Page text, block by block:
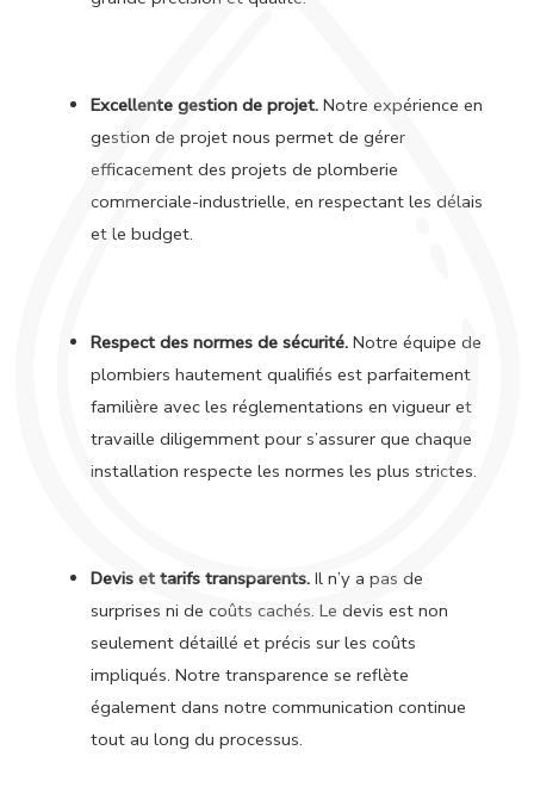
Excellente gestion de projet. Notre expérience en
gestion de projet nous permet de gérer
efficacement des projets de plomberie
commerciale-industrielle, en respectant les délais
et le budget.
Respect des normes de sécurité. Notre équipe de
plombiers hautement qualifiés est parfaitement
familière avec les réglementations en vigueur et
travaille diligemment pour s’assurer que chaque
installation respecte les normes les plus strictes.
Devis et tarifs transparents. Il n’y a pas de
surprises ni de coûts cachés. Le devis est non
seulement détaillé et précis sur les coûts
impliqués. Notre transparence se reflète
également dans notre communication continue
tout au long du processus.